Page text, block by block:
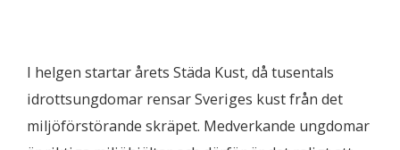
I helgen startar årets Städa Kust, då tusentals
idrottsungdomar rensar Sveriges kust från det
miljöförstörande skräpet. Medverkande ungdomar